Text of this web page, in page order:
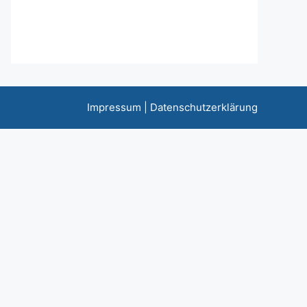
Impressum Datenschutzerklärung